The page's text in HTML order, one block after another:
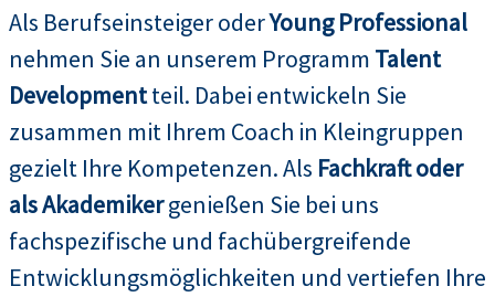
Als Berufseinsteiger oderYoung Professional
nehmen Sie an unserem Programm Talent
Developmentteil. Dabei entwickeln Sie
zusammen mit Ihrem Coach in Kleingruppen
gezielt Ihre Kompetenzen. Als Fachkraft oder
als Akademikergenießen Sie bei uns
fachspezifische und fachübergreifende
Entwicklungsmöglichkeiten und vertiefen Ihre